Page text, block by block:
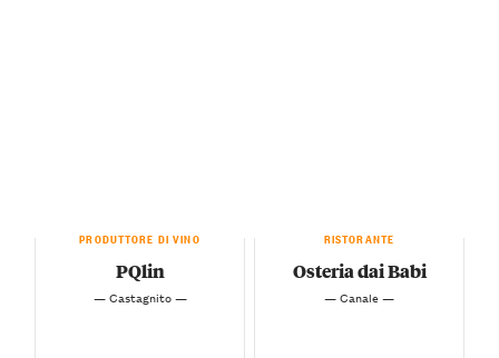
PRODUTTORE DI VINO
PQlin
— Castagnito —
RISTORANTE
Osteria dai Babi
— Canale —